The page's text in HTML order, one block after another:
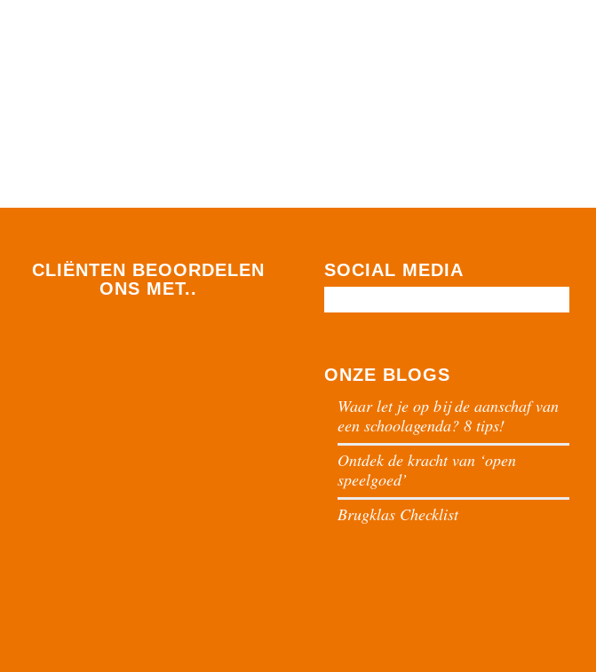
CLIËNTEN BEOORDELEN
ONS MET..
SOCIAL MEDIA
ONZE BLOGS
Waar let je op bij de aanschaf van
een schoolagenda? 8 tips!
Ontdek de kracht van ‘open
speelgoed’
Brugklas Checklist